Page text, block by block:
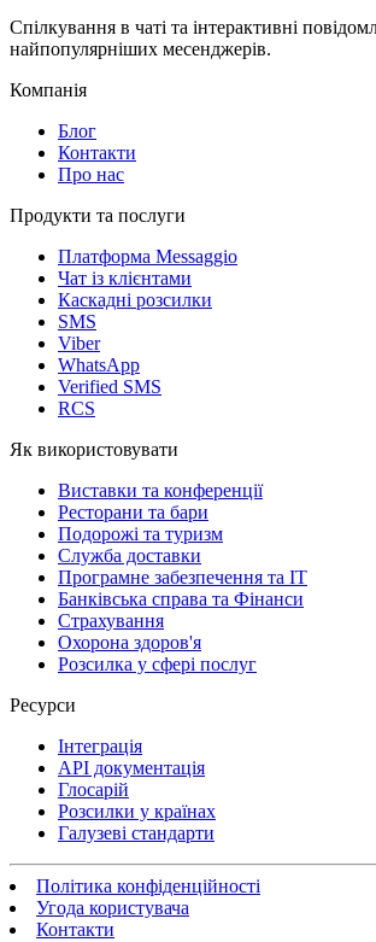
Спілкування в чаті та інтерактивні
найпопулярніших месенджерів.
Компанія
Блог
Контакти
Про нас
Продукти та послуги
Платформа Messaggio
Чат із клієнтами
Каскадні розсилки
SMS
Viber
WhatsApp
Verified SMS
RCS
Як використовувати
Виставки та конференції
Ресторани та бари
Подорожі та туризм
Служба доставки
Програмне забезпечення та IT
Банківська справа та Фінанси
Страхування
Охорона здоров'я
Розсилка у сфері послуг
Ресурси
Інтеграція
API документація
Глосарій
Розсилки у країнах
Галузеві стандарти
Політика конфіденційності
Угода користувача
Контакти